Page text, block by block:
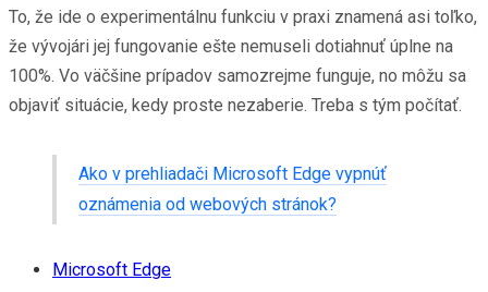
To, že ide o experimentálnu funkciu v praxi znamená asi toľko,
že vývojári jej fungovanie ešte nemuseli dotiahnuť úplne na
100%. Vo väčšine prípadov samozrejme funguje, no môžu sa
objaviť situácie, kedy proste nezaberie. Treba s tým počítať.
Ako v prehliadači Microsoft Edge vypnúť
oznámenia od webových stránok?
Microsoft Edge